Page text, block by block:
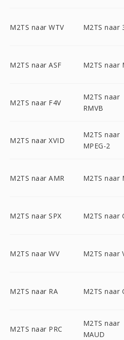
M2TS naar WTV M2TS naar
M2TS naar ASF M2TS naar
M2TS naar F4V
M2TS naar
RMVB
M2TS naar XVID
M2TS naar
MPEG-2
M2TS naar AMR M2TS naar
M2TS naar SPX M2TS naar
M2TS naar WV M2TS naar
M2TS naar RA M2TS naar
M2TS naar PRC
M2TS naar
MAUD